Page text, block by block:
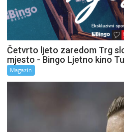
Četvrto ljeto zaredom Trg
mjesto - Bingo Ljetno kino
Magazin